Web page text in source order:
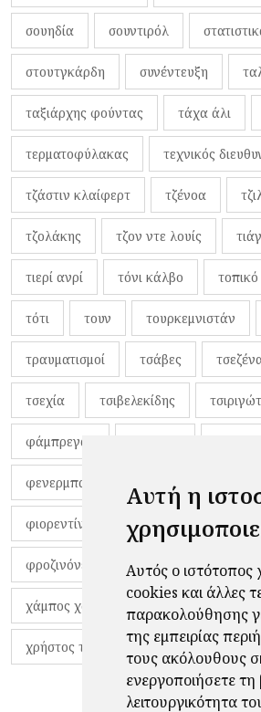
Αυτή η
Αυτός ο ιστότοπος
cookies και άλλες
παρακολούθησης
της εμπειρίας
τους ακόλουθους
ενεργοποιήσετε τη
λειτουργικότητα
σουηδία σουντιρόλ
στουτγκάρδη συνέντευξη
ταξιάρχης φούντας τάχα άλι
τερματοφύλακας τεχνικός
τζάστιν κλαίφερτ τζένοα
τζολάκης τζον ντε λουίς
τιερί ανρί τόνι κάλβο τοπικό
τότι τουν τουρκεμνιστάν
τραυματισμοί τσάβες
τσεχία τσιβελεκίδης
φάμπρεγας
φενερμπαχτσέ φερνάντο τόρες
φιορεντίνα φιρμίνο φρανκ
φροζινόνε φωκικός χαβίτο
χάμπος χαραλάμπους χάρι πότερ
χρήστος τζόλης